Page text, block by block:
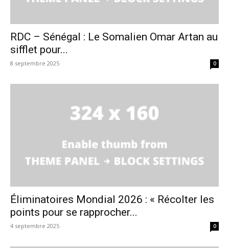
RDC – Sénégal : Le Somalien Omar Artan au
sifflet pour...
8 septembre 2025 0
Éliminatoires Mondial 2026 : « Récolter les
points pour se rapprocher...
4 septembre 2025 0